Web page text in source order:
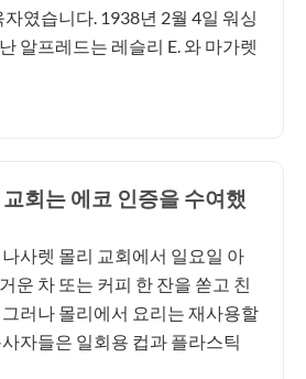
자였습니다. 1938년 2월 4일 워싱
알프레드는 레슬리 E. 와 마가렛
회는 에코 인증을 수여했
사렛 몰리 교회에서 일요일 아
운 차 또는 커피 한 잔을 쏟고 친
러나 몰리에서 요리는 재사용할
자들은 일회용 컵과 플라스틱